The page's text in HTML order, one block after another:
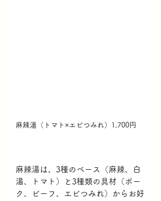
麻辣湯（トマト×エビつみれ）1,700円
麻辣湯は、3種のベース（麻辣、白
湯、トマト）と3種類の具材（ポー
ク、ビーフ、エビつみれ）からお好